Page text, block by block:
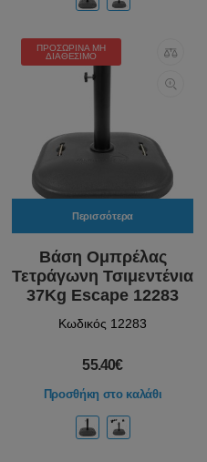
ΠΡΟΣΩΡΙΝΆ ΜΗ
ΔΙΑΘΈΣΙΜΟ
Περισσότερα
Βάση Ομπρέλας
Τετράγωνη Τσιμεντένια
37Kg Escape 12283
Κωδικός 12283
55.40€
Προσθήκη στο καλάθι